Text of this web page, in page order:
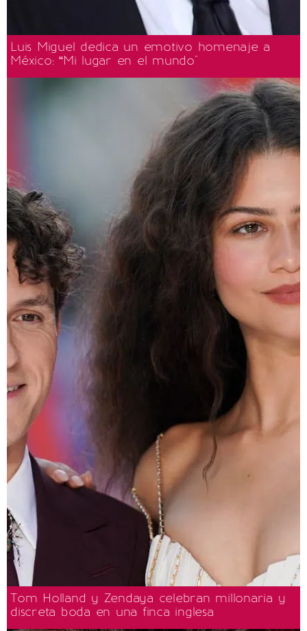
Luis Miguel dedica un emotivo homenaje a
México: “Mi lugar en el mundo"
Tom Holland y Zendaya celebran millonaria y
discreta boda en una finca inglesa